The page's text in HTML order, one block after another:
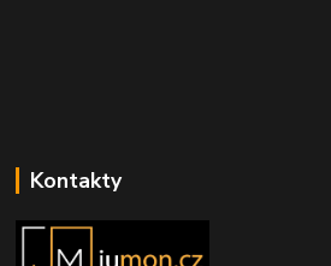
Kontakty